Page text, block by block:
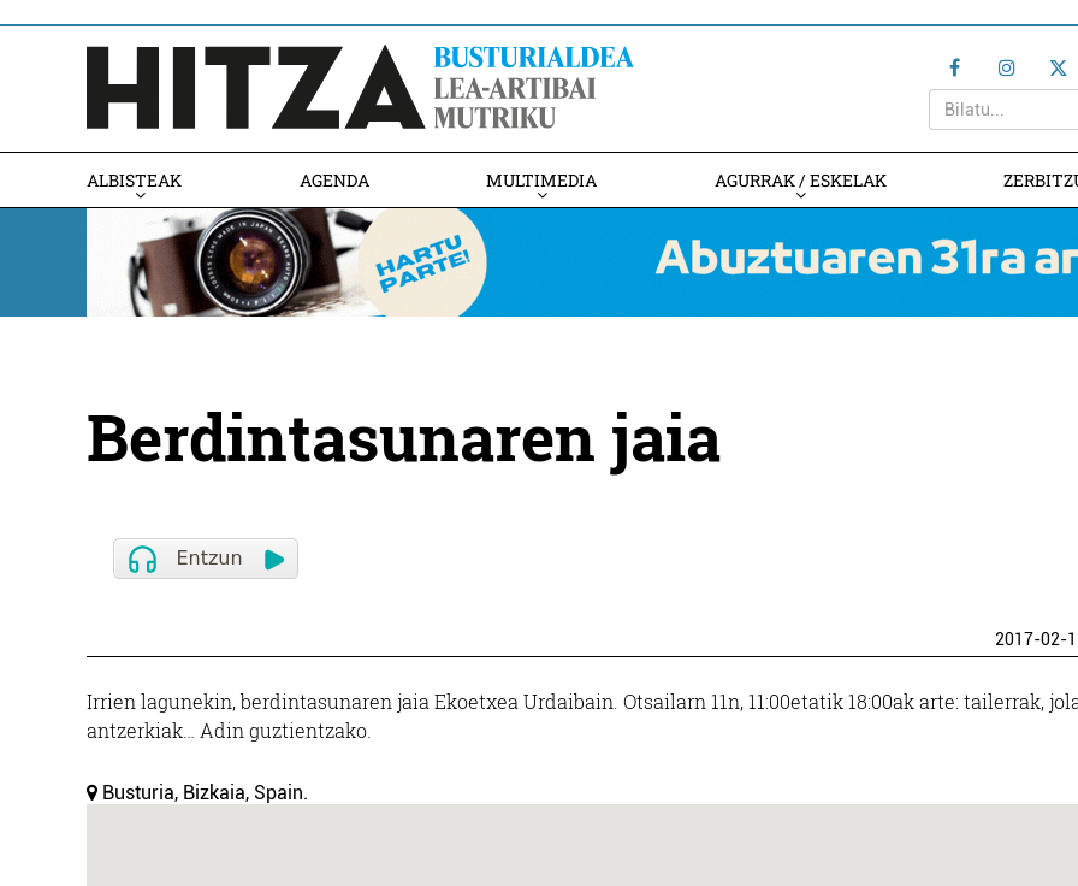
ALBISTEAK AGENDA MULTIMEDIA AGURRAK / ESKELAK
Berdintasunaren jaia
2017-02-
Irrien lagunekin, berdintasunaren jaia Ekoetxea Urdaibain. Otsailarn 11n, 11:00etatik 18:00ak arte: tailerrak,
antzerkiak… Adin guztientzako.
Busturia, Bizkaia, Spain.